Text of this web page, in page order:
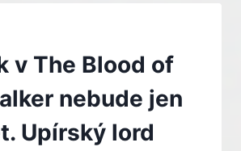
v The Blood of
nebude jen
Upírský lord